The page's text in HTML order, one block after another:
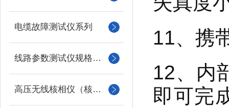
电缆故障测试仪系列
线路参数测试仪规格型号
高压无线核相仪（核相器）
11、携
12、内
即可完